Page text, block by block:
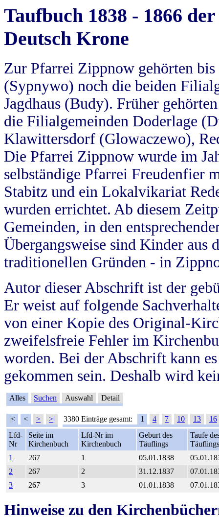
Taufbuch 1838 - 1866
Deutsch Krone
Zur Pfarrei Zippnow gehörten
(Sypnywo) noch die beiden
Jagdhaus (Budy). Früher
die Filialgemeinden Doderlage
Klawittersdorf (Glowaczewo),
Die Pfarrei Zippnow wurde im
selbständige Pfarrei Freudenfier
Stabitz und ein Lokalvikariat
wurden errichtet. Ab diesem
Gemeinden, in den
Übergangsweise sind Kinder aus
traditionellen Gründen - in
Autor dieser Abschrift ist der
Er weist auf folgende
von einer Kopie des Original-
zweifelsfreie Fehler im
worden. Bei der Abschrift kann
gekommen sein. Deshalb wird
Alles Suchen Auswahl Detail
|< < > >| 3380 Einträge gesamt: 1 4 7 10 13
16
Lfd-
Nr
Seite im
Kirchenbuch
Lfd-Nr im
Kirchenbuch
Geburt des
Täuflings
Taufe
Täuflings
1
267 1 05.01.1838
2
267 2 31.12.1837
3
267 3 01.01.1838
Hinweise zu den